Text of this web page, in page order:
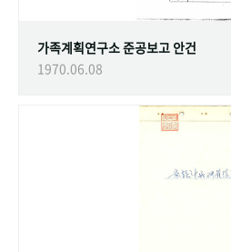
가족계획연구소 준공보고 안건
1970.06.08